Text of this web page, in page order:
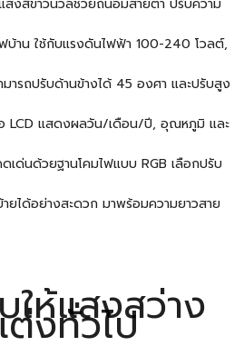
สงสีขาวนวลช่วยถนอมสายตา ปรับความ
บ้าน ใช้กับแรงดันไฟฟ้า 100-240 โวลต์,
ารถปรับด้านข้างได้ 45 องศา และปรับสูง
LCD แสดงผลวัน/เดือน/ปี, อุณหภูมิ และ
เด่นด้วยฐานโคมไฟแบบ RGB เลือกปรับ
ยได้อย่างสะดวก มาพร้อมความยาวสาย
ให้แสงสว่าง
งทั่วไป